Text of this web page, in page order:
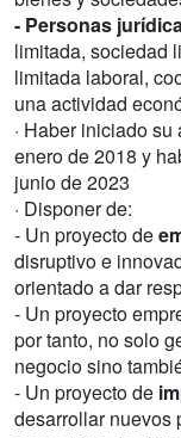
- Personas
limitada, sociedad
limitada laboral,
una actividad
· Haber iniciado
enero de 2018 y
junio de 2023
· Disponer de:
- Un proyecto de
disruptivo e
orientado a dar
- Un proyecto
por tanto, no solo
negocio sino
- Un proyecto de
desarrollar nuevos